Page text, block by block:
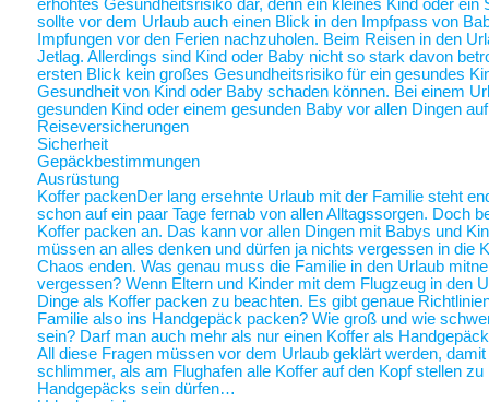
erhöhtes Gesundheitsrisiko dar, denn ein kleines Kind oder
sollte vor dem Urlaub auch einen Blick in den Impfpass von
Impfungen vor den Ferien nachzuholen. Beim Reisen in den
Jetlag. Allerdings sind Kind oder Baby nicht so stark davon
ersten Blick kein großes Gesundheitsrisiko für ein gesundes
Gesundheit von Kind oder Baby schaden können. Bei einem
gesunden Kind oder einem gesunden Baby vor allen Dingen
Reiseversicherungen
Sicherheit
Gepäckbestimmungen
Ausrüstung
Koffer packenDer lang ersehnte Urlaub mit der Familie steht
schon auf ein paar Tage fernab von allen Alltagssorgen. Doch
Koffer packen an. Das kann vor allen Dingen mit Babys und
müssen an alles denken und dürfen ja nichts vergessen in die
Chaos enden. Was genau muss die Familie in den Urlaub
vergessen? Wenn Eltern und Kinder mit dem Flugzeug in den
Dinge als Koffer packen zu beachten. Es gibt genaue
Familie also ins Handgepäck packen? Wie groß und wie
sein? Darf man auch mehr als nur einen Koffer als
All diese Fragen müssen vor dem Urlaub geklärt werden,
schlimmer, als am Flughafen alle Koffer auf den Kopf stellen
Handgepäcks sein dürfen…